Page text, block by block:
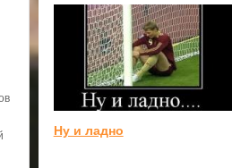
Ну и ладно